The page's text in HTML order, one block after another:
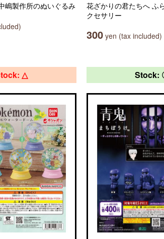
嶋製作所のぬいぐるみ
花ざかりの君たちへ ふ
クセサリー
300 yen (tax included)
△ Stock: